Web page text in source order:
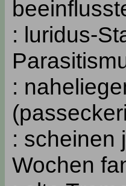
: luridus-
:
: scheinen
Wochen